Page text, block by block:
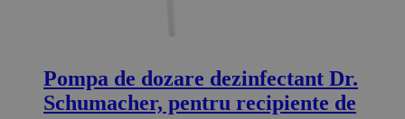
Pompa de dozare dezinfectant Dr.
Schumacher, pentru recipiente de